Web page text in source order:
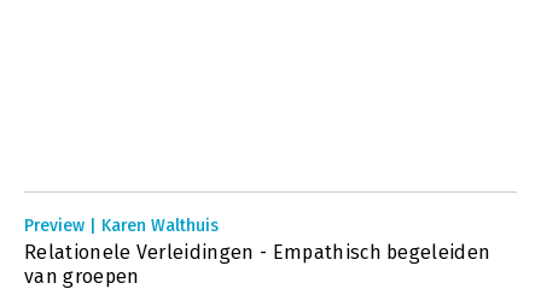
Preview | Karen Walthuis
Relationele Verleidingen - Empathisch begeleiden
van groepen